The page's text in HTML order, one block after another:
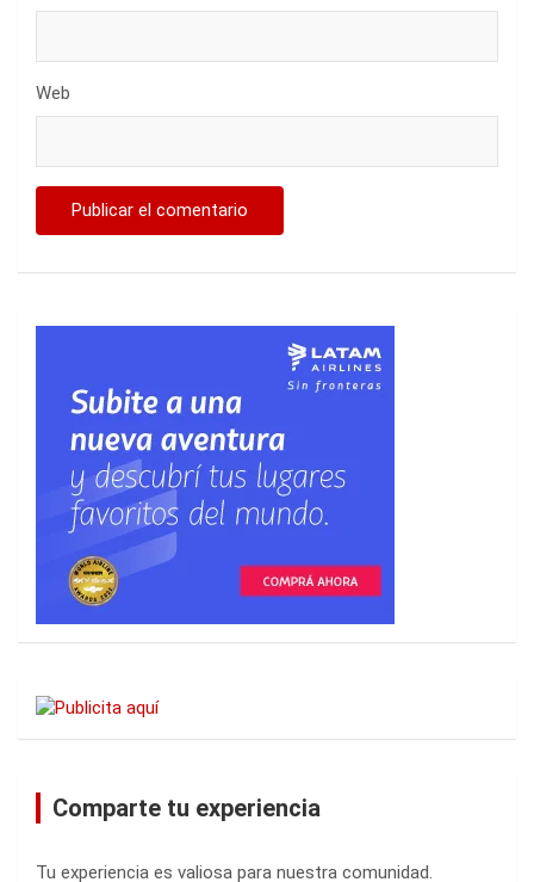
Web
Comparte tu experiencia
Tu experiencia es valiosa para nuestra comunidad.